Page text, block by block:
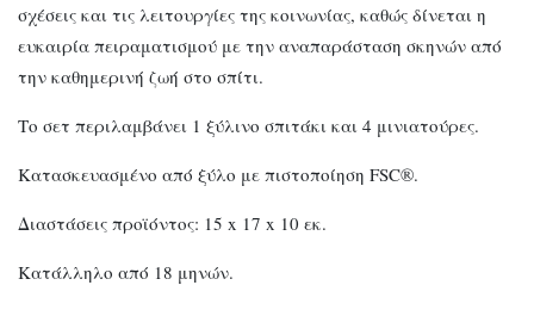
σχέσεις και τις λειτουργίες της κοινωνίας, καθώς δίνεται η
ευκαιρία πειραματισμού με την αναπαράσταση σκηνών από
την καθημερινή ζωή στο σπίτι.
Το σετ περιλαμβάνει 1 ξύλινο σπιτάκι και 4 μινιατούρες.
Κατασκευασμένο από ξύλο με πιστοποίηση FSC®.
Διαστάσεις προϊόντος: 15 x 17 x 10 εκ.
Κατάλληλο από 18 μηνών.